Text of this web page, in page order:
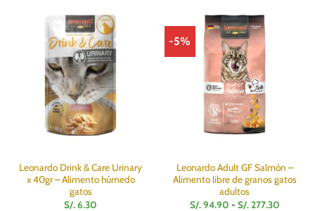
variantes.
Las
opciones
se
pueden
elegir
en
la
página
producto
variantes.
Las
opciones
se
pueden
elegir
en
la
página
producto
Leonardo Drink & Care Urinary
x 40gr – Alimento húmedo
gatos
S/.6.30
-5%
Leonardo Adult GF Salmón –
Alimento libre de granos gatos
adultos
S/.94.90 - S/.277.30Rango